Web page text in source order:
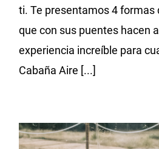
ti. Te presentamos 4 formas
que con sus puentes hacen
experiencia increíble para
Cabaña Aire [...]